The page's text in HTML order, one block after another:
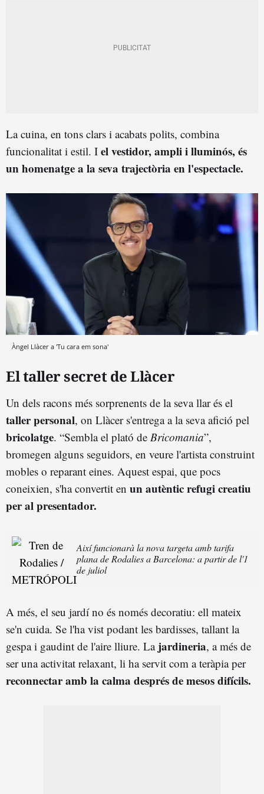
La cuina, en tons clars i acabats polits, combina
funcionalitat i estil. I el vestidor, ampli i lluminós, és
un homenatge a la seva trajectòria en l'espectacle.
Àngel Llàcer a 'Tu cara em sona'
El taller secret de Llàcer
Un dels racons més sorprenents de la seva llar és el
taller personal, on Llàcer s'entrega a la seva afició pel
bricolatge. “Sembla el plató de Bricomania”,
bromegen alguns seguidors, en veure l'artista construint
mobles o reparant eines. Aquest espai, que pocs
coneixien, s'ha convertit en un autèntic refugi creatiu
per al presentador.
Així funcionarà la nova targeta amb tarifa
plana de Rodalies a Barcelona: a partir de l'1
de juliol
A més, el seu jardí no és només decoratiu: ell mateix
se'n cuida. Se l'ha vist podant les bardisses, tallant la
gespa i gaudint de l'aire lliure. La jardineria, a més de
ser una activitat relaxant, li ha servit com a teràpia per
reconnectar amb la calma després de mesos difícils.